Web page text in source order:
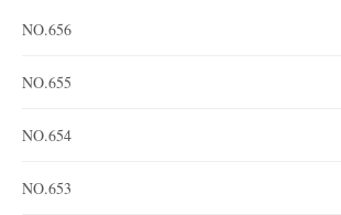
NO.656
NO.655
NO.654
NO.653